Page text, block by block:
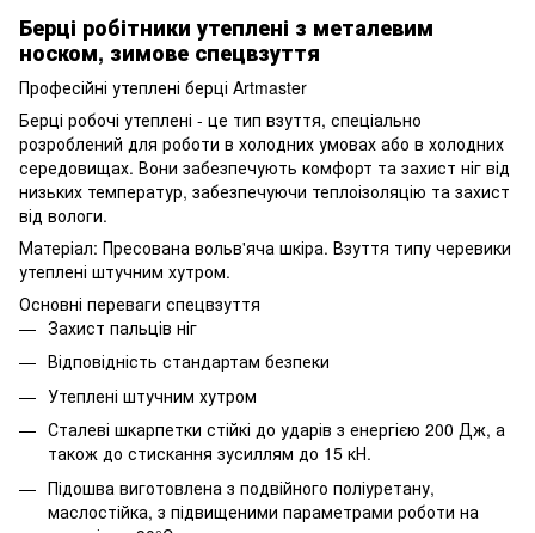
Берці робітники утеплені з металевим
носком, зимове спецвзуття
Професійні утеплені берці Artmaster
Берці робочі утеплені - це тип взуття, спеціально
розроблений для роботи в холодних умовах або в холодних
середовищах. Вони забезпечують комфорт та захист ніг від
низьких температур, забезпечуючи теплоізоляцію та захист
від вологи.
Матеріал: Пресована вольв'яча шкіра. Взуття типу черевики
утеплені штучним хутром.
Основні переваги спецвзуття
Захист пальців ніг
Відповідність стандартам безпеки
Утеплені штучним хутром
Сталеві шкарпетки стійкі до ударів з енергією 200 Дж, а
також до стискання зусиллям до 15 кН.
Підошва виготовлена з подвійного поліуретану,
маслостійка, з підвищеними параметрами роботи на